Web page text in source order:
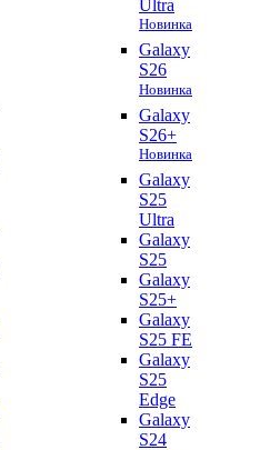
Ultra
Новинка
Galaxy
S26
Новинка
Galaxy
S26+
Новинка
Galaxy
S25
Ultra
Galaxy
S25
Galaxy
S25+
Galaxy
S25 FE
Galaxy
S25
Edge
Galaxy
S24